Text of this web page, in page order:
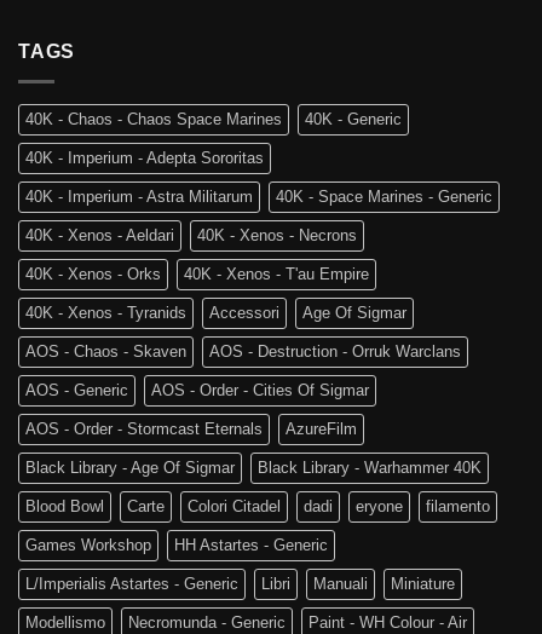
Edizione
di
Age
of
Sigmar
The
Old
World
tra
noi!
TAGS
40K - Chaos - Chaos Space Marines 40K - Generic
40K - Imperium - Adepta Sororitas
40K - Imperium - Astra Militarum 40K - Space Marines - Generic
40K - Xenos - Aeldari 40K - Xenos - Necrons
40K - Xenos - Orks 40K - Xenos - T'au Empire
40K - Xenos - Tyranids Accessori Age Of Sigmar
AOS - Chaos - Skaven AOS - Destruction - Orruk Warclans
AOS - Generic AOS - Order - Cities Of Sigmar
AOS - Order - Stormcast Eternals AzureFilm
Black Library - Age Of Sigmar Black Library - Warhammer 40K
Blood Bowl Carte Colori Citadel dadi eryone filamento
Games Workshop HH Astartes - Generic
L/Imperialis Astartes - Generic Libri Manuali Miniature
Modellismo Necromunda - Generic Paint - WH Colour - Air